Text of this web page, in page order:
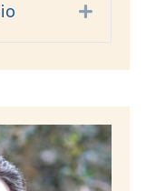
Expand